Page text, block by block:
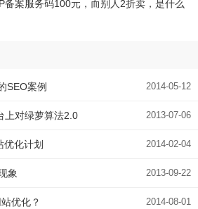
备案服务码100元，而别人2折卖，是什么
2014-05-12
SEO案例
2013-07-06
上对绿萝算法2.0
2014-02-04
优化计划
2013-09-22
象
2014-08-01
优化？